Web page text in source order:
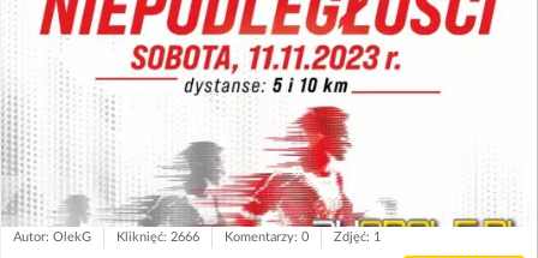
Autor: OlekG Kliknięć: 2666 Komentarzy: 0 Zdjęć: 1